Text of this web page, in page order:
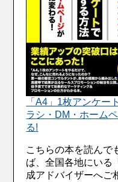
「A4」1枚アンケ
ラシ・DM・ホーム
る!
こちらの本を読んで
ば、全国各地にいる
成アドバイザーへご